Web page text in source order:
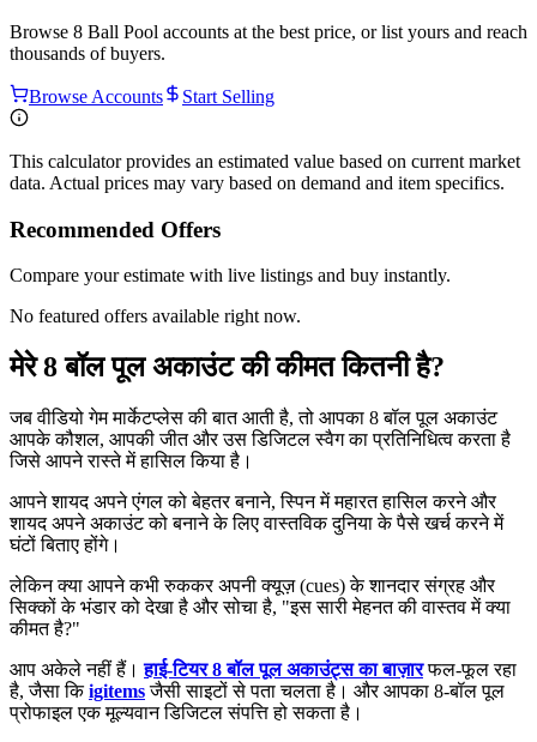
Browse 8 Ball Pool accounts at the best price, or list yours and reach
thousands of buyers.
Browse Accounts Start Selling
This calculator provides an estimated value based on current market
data. Actual prices may vary based on demand and item specifics.
Recommended Offers
Compare your estimate with live listings and buy instantly.
No featured offers available right now.
मेरे 8 बॉल पूल अकाउंट की कीमत कितनी है?
जब वीडियो गेम मार्केटप्लेस की बात आती है, तो आपका 8 बॉल पूल अकाउंट
आपके कौशल, आपकी जीत और उस डिजिटल स्वैग का प्रतिनिधित्व करता है
जिसे आपने रास्ते में हासिल किया है।
आपने शायद अपने एंगल को बेहतर बनाने, स्पिन में महारत हासिल करने और
शायद अपने अकाउंट को बनाने के लिए वास्तविक दुनिया के पैसे खर्च करने में
घंटों बिताए होंगे।
लेकिन क्या आपने कभी रुककर अपनी क्यूज़ (cues) के शानदार संग्रह और
सिक्कों के भंडार को देखा है और सोचा है, "इस सारी मेहनत की वास्तव में क्या
कीमत है?"
आप अकेले नहीं हैं।हाई-टियर 8 बॉल पूल अकाउंट्स का बाज़ारफल-फूल रहा
है, जैसा किigitemsजैसी साइटों से पता चलता है। और आपका 8-बॉल पूल
प्रोफाइल एक मूल्यवान डिजिटल संपत्ति हो सकता है।